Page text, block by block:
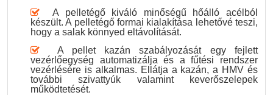
A pelletégő kiváló minőségű hőálló acélból
készült. A pelletégő formai kialakítása lehetővé teszi,
hogy a salak könnyed eltávolítását.
A pellet kazán szabályozását egy fejlett
vezérlőegység automatizálja és a fűtési rendszer
vezérlésére is alkalmas. Ellátja a kazán, a HMV és
további szivattyúk valamint keverőszelepek
működtetését.